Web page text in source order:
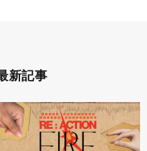
新記事